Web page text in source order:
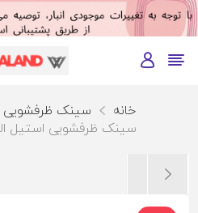
خانه سینک ظرفشویی
سینک ظرفشویی استیل البرز